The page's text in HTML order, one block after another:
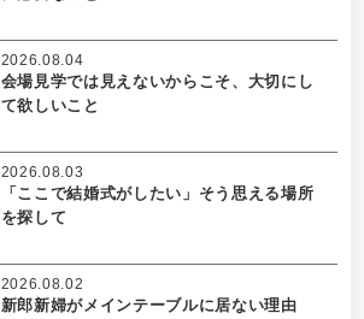
会場見学では見えないからこそ、大切にし
て欲しいこと
2026.08.04
「ここで結婚式がしたい」そう思える場所
を探して
2026.08.03
新郎新婦がメインテーブルに居ない理由
2026.08.02